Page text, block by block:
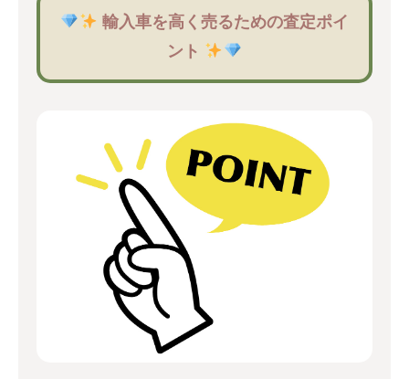
輸入車を高く売るための査定ポイ
ント